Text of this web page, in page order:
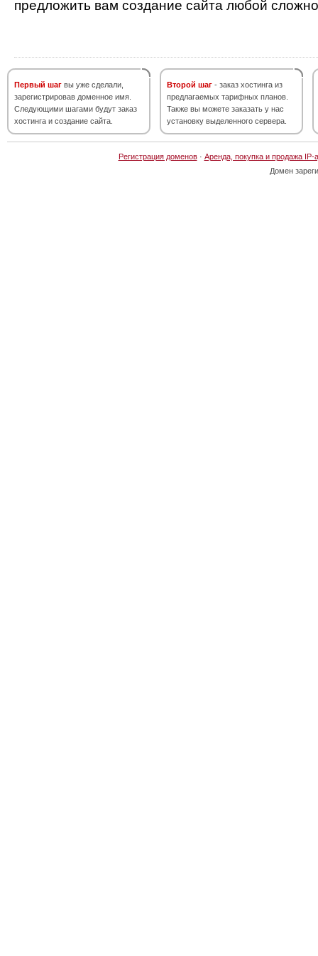
предложить вам создание сайта любой
Первый шаг вы уже сделали,
зарегистрировав доменное имя.
Следующими шагами будут заказ
хостинга и создание сайта.
Второй шаг - заказ хостинга из
предлагаемых тарифных планов.
Также вы можете заказать у нас
установку выделенного сервера.
Регистрация доменов· Аренда, покупка и продажа IP-
Домен